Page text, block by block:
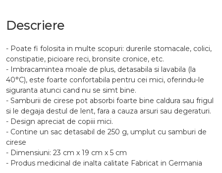
Descriere
- Poate fi folosita in multe scopuri: durerile stomacale, colici,
constipatie, picioare reci, bronsite cronice, etc.
- Imbracamintea moale de plus, detasabila si lavabila (la
40°C), este foarte confortabila pentru cei mici, oferindu-le
siguranta atunci cand nu se simt bine.
- Samburii de cirese pot absorbi foarte bine caldura sau frigul
si le degaja destul de lent, fara a cauza arsuri sau degeraturi.
- Design apreciat de copiii mici.
- Contine un sac detasabil de 250 g, umplut cu samburi de
cirese
- Dimensiuni: 23 cm x 19 cm x 5 cm
- Produs medicinal de inalta calitate Fabricat in Germania